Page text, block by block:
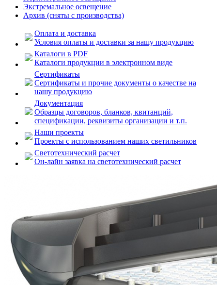
Экстремальное освещение
Архив (сняты с производства)
Оплата и доставка
Условия оплаты и доставки за нашу продукцию
Каталоги в PDF
Каталоги продукции в электронном виде
Сертификаты
Сертификаты и прочие документы о качестве на
нашу продукцию
Документация
Образцы договоров, бланков, квитанций,
спецификации, реквизиты организации и т.п.
Наши проекты
Проекты с использованием наших светильников
Светотехнический расчет
Он-лайн заявка на светотехнический расчет